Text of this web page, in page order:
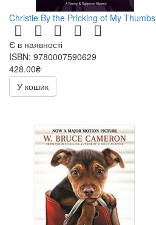
Christie By the Pricking of My Thumbs
Є в наявності
ISBN: 9780007590629
428.00₴
У кошик